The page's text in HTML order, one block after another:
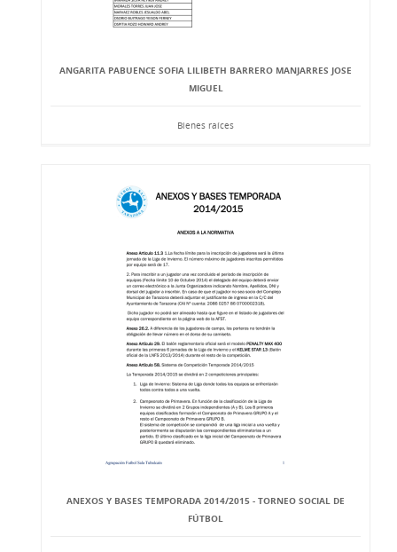
ANGARITA PABUENCE SOFIA LILIBETH BARRERO MANJARRES JOSE
MIGUEL
Bienes raíces
ANEXOS Y BASES TEMPORADA 2014/2015 - TORNEO SOCIAL DE
FÚTBOL